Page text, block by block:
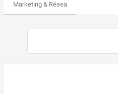
Marketing & Réseaux Sociaux